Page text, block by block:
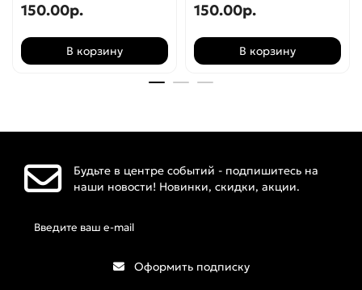
150.00р.
В корзину
150.00р.
В корзину
Будьте в центре событий - подпишитесь на
наши новости! Новинки, скидки, акции.
Оформить подписку